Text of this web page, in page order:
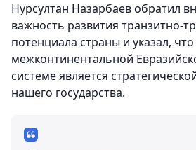
Нурсултан Назарбаев обратил
важность развития транзитно-
потенциала страны и указал,
межконтинентальной
системе является
нашего государства.